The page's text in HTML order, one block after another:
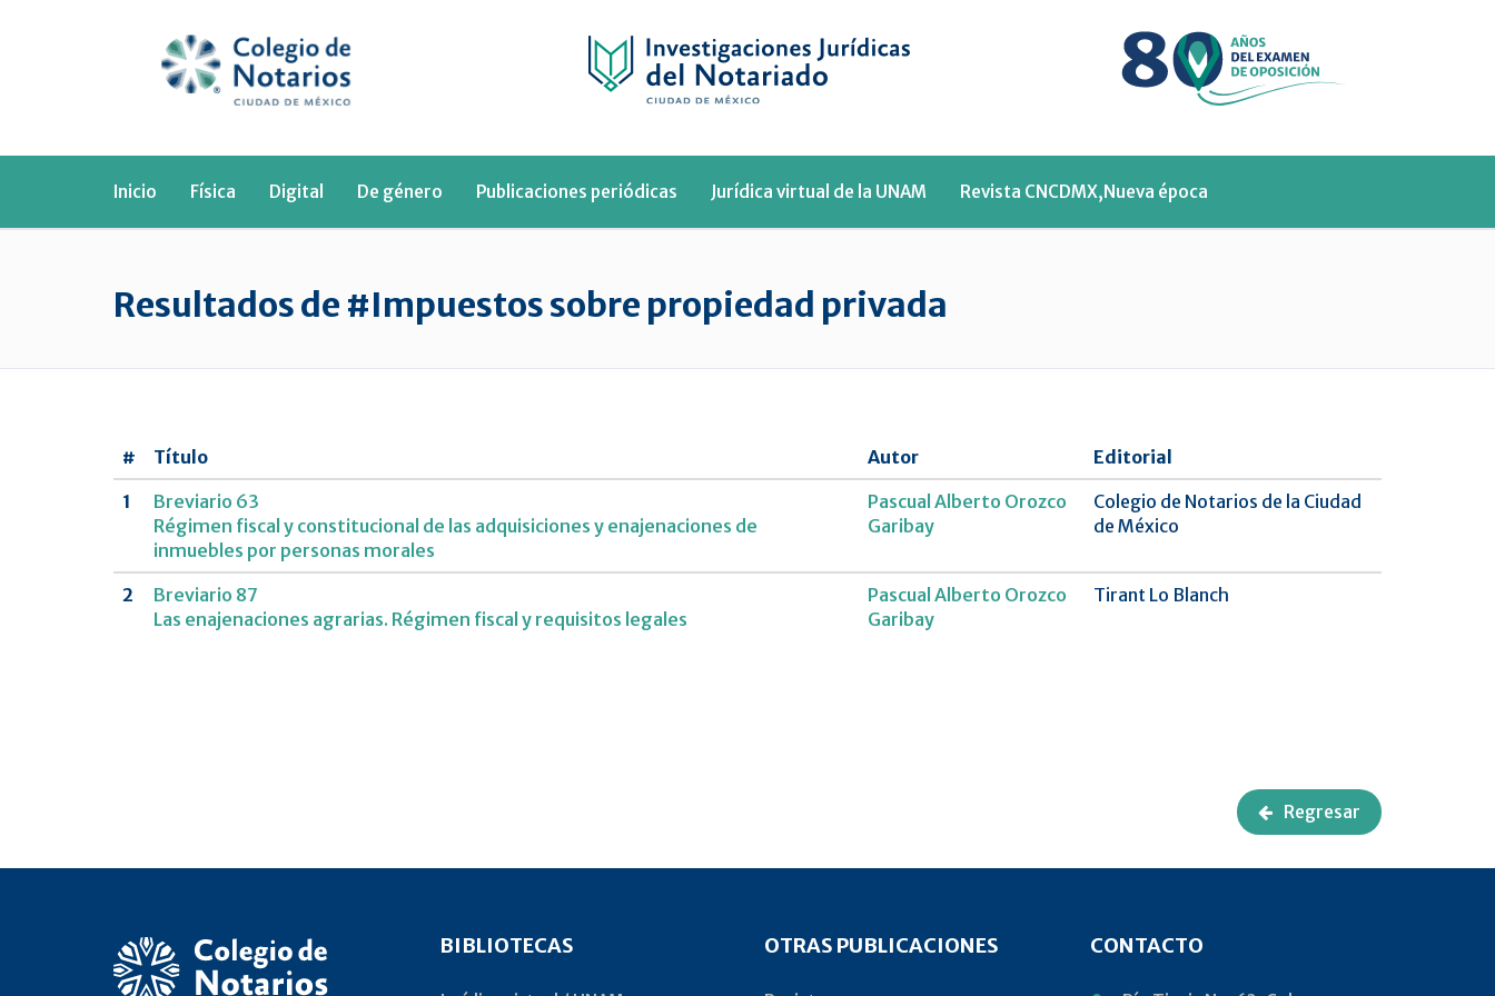
Inicio Física Digital De género Publicaciones periódicas Jurídica virtual de la UNAM Revista CNCDMX,Nueva época
Resultados de #Impuestos sobre propiedad privada
# Título Autor
Editorial
1
Breviario 63
Régimen fiscal y constitucional de las adquisiciones y enajenaciones de
inmuebles por personas morales
Pascual Alberto Orozco
Garibay
Colegio de Notarios de la Ciudad
de México
2
Breviario 87
Las enajenaciones agrarias. Régimen fiscal y requisitos legales
Pascual Alberto Orozco
Garibay
Tirant Lo Blanch
Regresar
BIBLIOTECAS OTRAS PUBLICACIONES CONTACTO